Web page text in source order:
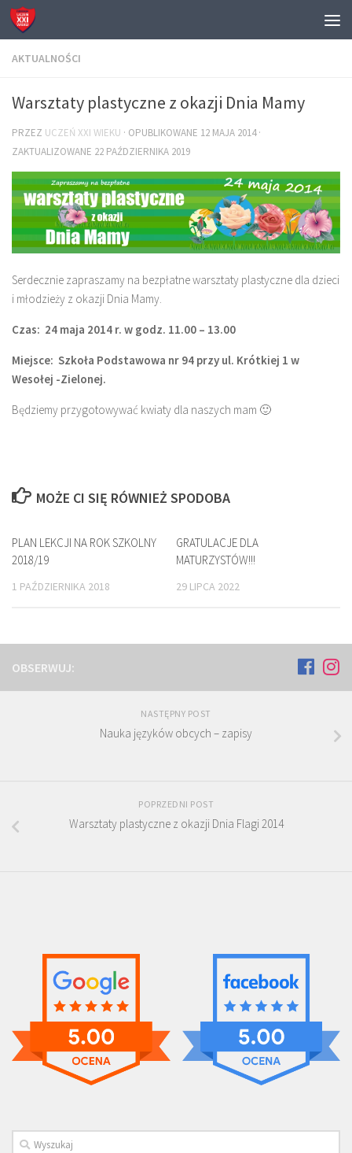
AKTUALNOŚCI
Warsztaty plastyczne z okazji Dnia Mamy
PRZEZ UCZEŃ XXI WIEKU · OPUBLIKOWANE 12 MAJA 2014·
ZAKTUALIZOWANE 22 PAŹDZIERNIKA 2019
Serdecznie zapraszamy na bezpłatne warsztaty plastyczne dla dzieci
i młodzieży z okazji Dnia Mamy.
Czas: 24 maja 2014 r. w godz. 11.00 – 13.00
Miejsce: Szkoła Podstawowa nr 94 przy ul. Krótkiej 1 w
Wesołej -Zielonej.
Będziemy przygotowywać kwiaty dla naszych mam 🙂
MOŻE CI SIĘ RÓWNIEŻ SPODOBA
PLAN LEKCJI NA ROK SZKOLNY
2018/19
1 PAŹDZIERNIKA 2018
GRATULACJE DLA
MATURZYSTÓW!!!
29 LIPCA 2022
OBSERWUJ:
NASTĘPNY POST
Nauka języków obcych – zapisy
POPRZEDNI POST
Warsztaty plastyczne z okazji Dnia Flagi 2014